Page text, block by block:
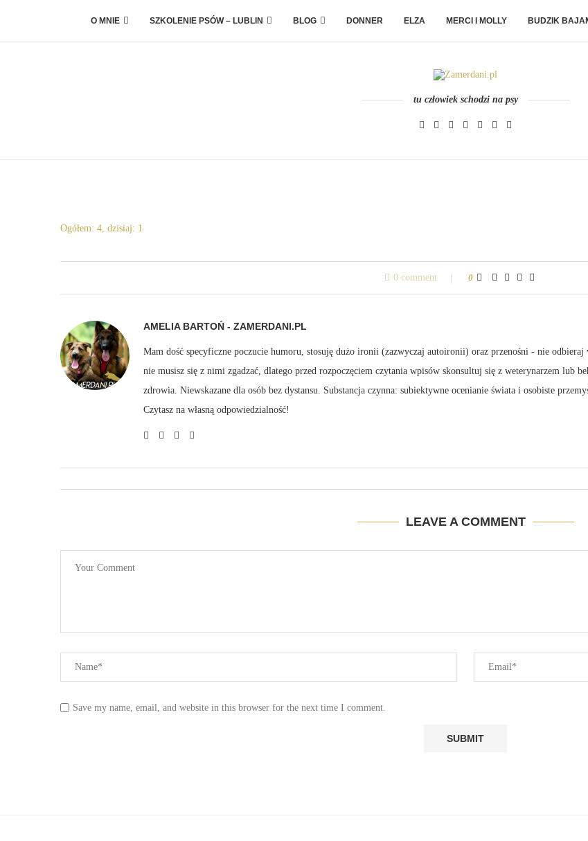
O MNIE SZKOLENIE PSÓW – LUBLIN BLOG DONNER ELZA MERCI I MOLLY BUDZIK
tu człowiek schodzi na psy
Ogółem: 4, dzisiaj: 1
0 comment 0
AMELIA BARTOŃ - ZAMERDANI.PL
Mam dość specyficzne poczucie humoru, stosuję dużo ironii (zazwyczaj autoironii) oraz przenośni - nie
nie musisz się z nimi zgadzać, dlatego przed rozpoczęciem czytania wpisów skonsultuj się z weterynarzem lub
zdrowia. Niewskazane dla osób bez dystansu. Substancja czynna: subiektywne ocenianie świata i osobiste
Czytasz na własną odpowiedzialność!
LEAVE A COMMENT
Save my name, email, and website in this browser for the next time I comment.